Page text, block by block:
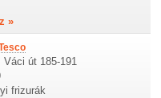
»
Váci út 185-191
frizurák